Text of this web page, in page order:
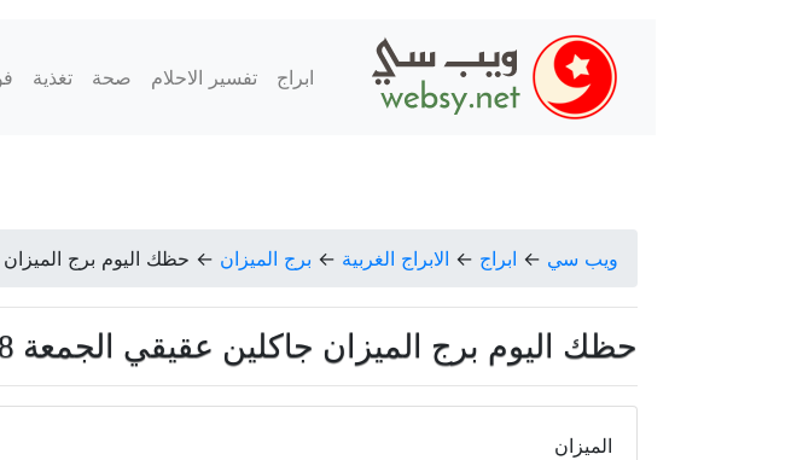
ابراج تفسير الاحلام صحة تغذية
ويب سي ← ابراج ← الابراج الغربية ← برج الميزان ← حظك اليوم برج الميزان
حظك اليوم برج الميزان جاكلين عقيقي الجمعة 2018-10-19
الميزان